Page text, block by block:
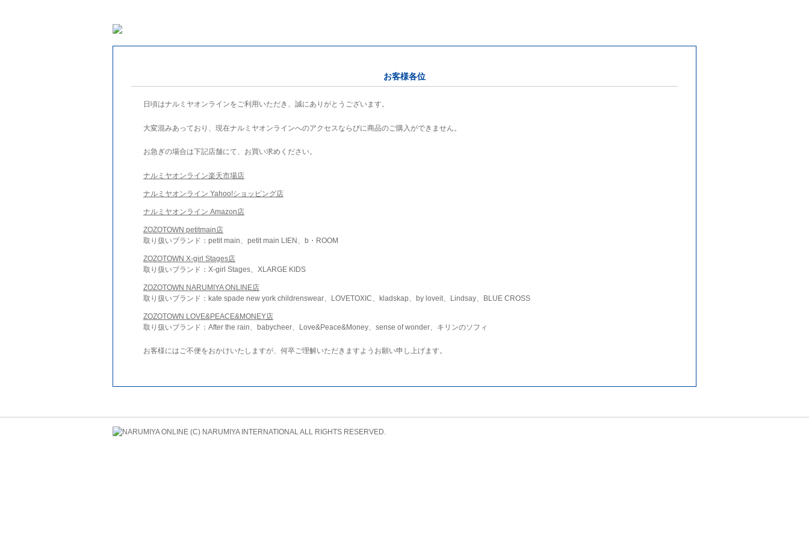
お客様各位
日頃はナルミヤオンラインをご利用いただき、誠にありがとうございます。
大変混みあっており、現在ナルミヤオンラインへのアクセスならびに商品のご購入ができません。
お急ぎの場合は下記店舗にて、お買い求めください。
ナルミヤオンライン楽天市場店
ナルミヤオンライン Yahoo!ショッピング店
ナルミヤオンライン Amazon店
ZOZOTOWN petitmain店
取り扱いブランド：petit main、petit main LIEN、b・ROOM
ZOZOTOWN X-girl Stages店
取り扱いブランド：X-girl Stages、XLARGE KIDS
ZOZOTOWN NARUMIYA ONLINE店
取り扱いブランド：kate spade new york childrenswear、LOVETOXIC、kladskap、by loveit、Lindsay、BLUE CROSS
ZOZOTOWN LOVE&PEACE&MONEY店
取り扱いブランド：After the rain、babycheer、Love&Peace&Money、sense of wonder、キリンのソフィ
お客様にはご不便をおかけいたしますが、何卒ご理解いただきますようお願い申し上げます。